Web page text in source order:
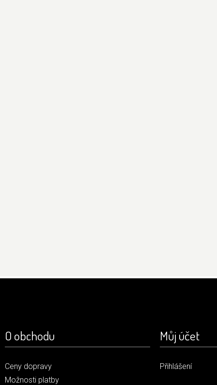
O obchodu
Ceny dopravy
Možnosti platby
Můj účet
Přihlášení